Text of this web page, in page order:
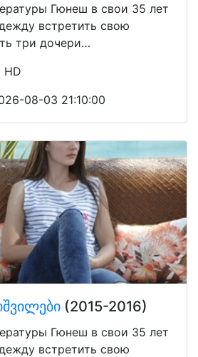
Гюнеш в свои 35 лет
встретить свою
три дочери…
HD
08-03 21:10:00
(2015-2016)
Гюнеш в свои 35 лет
встретить свою